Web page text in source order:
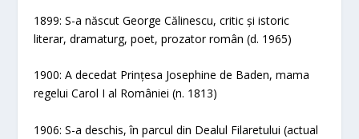
1899: S-a născut George Călinescu, critic și istoric
literar, dramaturg, poet, prozator român (d. 1965)
1900: A decedat Prințesa Josephine de Baden, mama
regelui Carol I al României (n. 1813)
1906: S-a deschis, în parcul din Dealul Filaretului (actual